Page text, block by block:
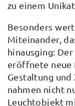
zu einem
Besonders
Miteinander,
hinausging:
eröffnete neue
Gestaltung und
nahmen nicht
Leuchtobjekt